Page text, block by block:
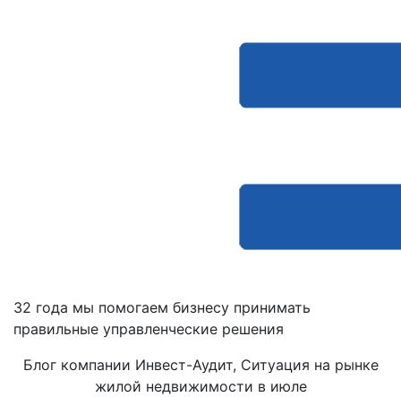
32 года мы помогаем бизнесу принимать
правильные управленческие решения
Блог компании Инвест-Аудит, Ситуация на рынке
жилой недвижимости в июле